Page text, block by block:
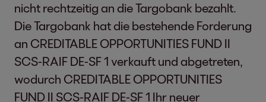
nicht rechtzeitig an die Targobank bezahlt.
Die Targobank hat die bestehende Forderung
an CREDITABLE OPPORTUNITIES FUND II
SCS-RAIF DE-SF 1 verkauft und abgetreten,
wodurch CREDITABLE OPPORTUNITIES
FUND II SCS-RAIF DE-SF 1 Ihr neuer